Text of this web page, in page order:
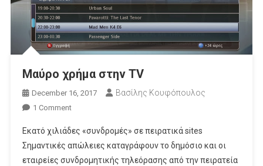
Μαύρο χρήμα στην TV
December 16, 2017 Βασίλης Κουφόπουλος
1 CommentOn
Χρήμα
Στην
TV
Εκατό χιλιάδες «συνδρομές» σε πειρατικά sites
Σημαντικές απώλειες καταγράφουν το δημόσιο και οι
εταιρείες συνδρομητικής τηλεόρασης από την πειρατεία